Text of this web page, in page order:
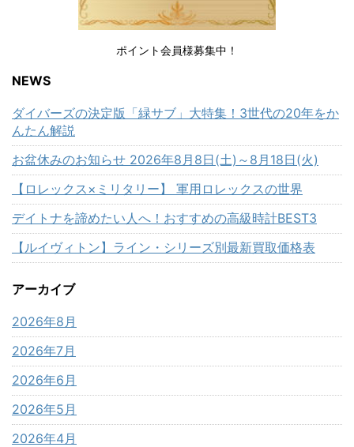
ポイント会員様募集中！
NEWS
ダイバーズの決定版「緑サブ」大特集！3世代の20年をか
んたん解説
お盆休みのお知らせ 2026年8月8日(土)～8月18日(火)
【ロレックス×ミリタリー】 軍用ロレックスの世界
デイトナを諦めたい人へ！おすすめの高級時計BEST3
【ルイヴィトン】ライン・シリーズ別最新買取価格表
アーカイブ
2026年8月
2026年7月
2026年6月
2026年5月
2026年4月